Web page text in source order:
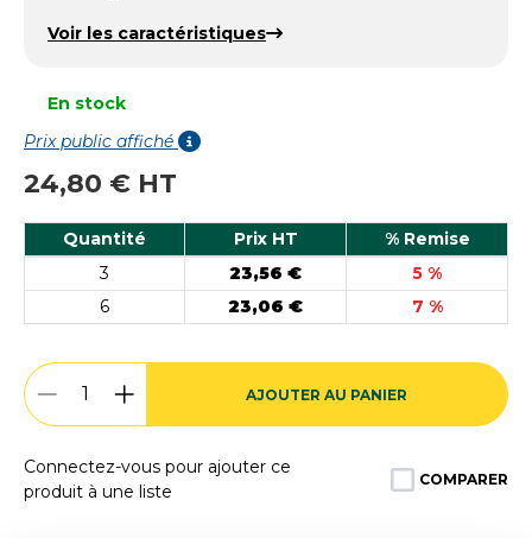
Voir les caractéristiques
En stock
Prix public affiché
24,80 € HT
Quantité Prix HT
% Remise
3
23,56 €
5 %
6
23,06 € 7 %
AJOUTER AU PANIER
Connectez-vous pour ajouter ce
produit à une liste
COMPARER